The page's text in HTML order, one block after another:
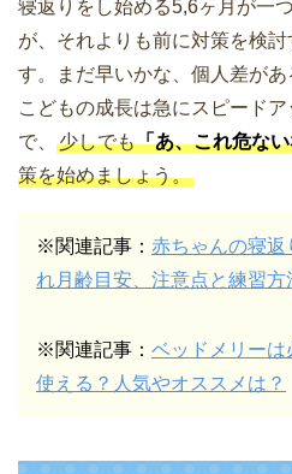
寝返りをし始める5,6ヶ月が一
が、それよりも前に対策を検
す。まだ早いかな、個人差が
こどもの成長は急にスピード
で、
少しでも「あ、これ危な
策を始めましょう。
※関連記事： 赤ちゃんの寝
れ月齢目安、注意点と練習方
※関連記事： ベッドメリー
使える？人気やオススメは？